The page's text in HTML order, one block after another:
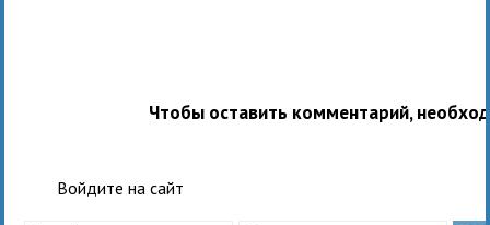
Чтобы оставить комментарий,
Войдите на сайт